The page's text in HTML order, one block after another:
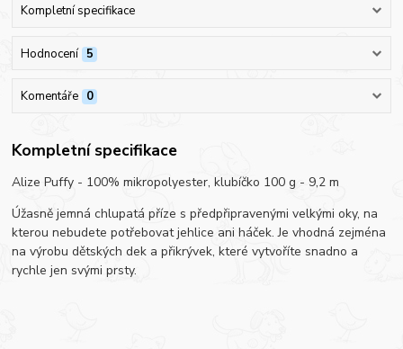
Kompletní specifikace
Hodnocení 5
Komentáře 0
Kompletní specifikace
Alize Puffy - 100% mikropolyester, klubíčko 100 g - 9,2 m
Úžasně jemná chlupatá příze s předpřipravenými velkými oky, na
kterou nebudete potřebovat jehlice ani háček. Je vhodná zejména
na výrobu dětských dek a přikrývek, které vytvoříte snadno a
rychle jen svými prsty.